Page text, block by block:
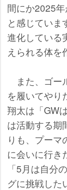
間にか2025
と感じていま
進化している
えられる体を
また、ゴー
を履いてやり
翔太は「GW
は活動する期
りも、プーマ
に会いに行き
「5月は自分
グに挑戦した